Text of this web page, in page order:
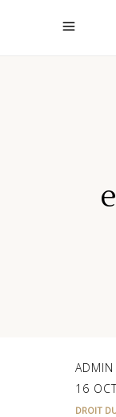
ADMIN
16
DROIT